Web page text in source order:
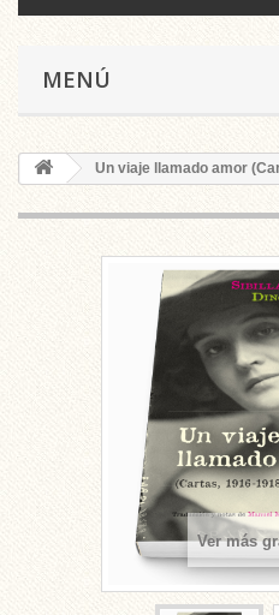
MENÚ
Un viaje llamado amor
Ver más